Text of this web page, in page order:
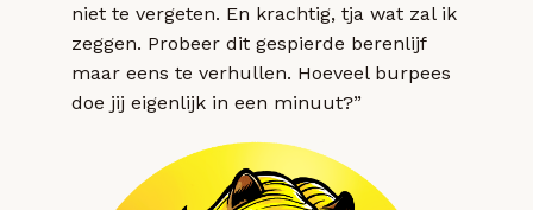
niet te vergeten. En krachtig, tja wat zal ik
zeggen. Probeer dit gespierde berenlijf
maar eens te verhullen. Hoeveel burpees
doe jij eigenlijk in een minuut?”